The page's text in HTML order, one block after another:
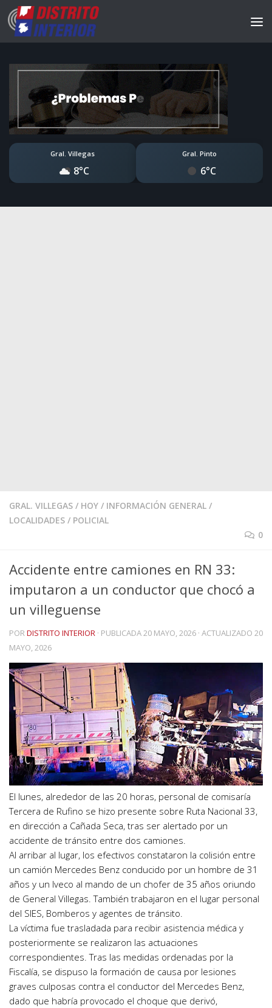
Gral. Villegas
8°C
Gral. Pinto
6°C
GRAL. VILLEGAS / HOY / INFORMACIÓN GENERAL /
LOCALIDADES / POLICIAL
0
Accidente entre camiones en RN 33:
imputaron a un conductor que chocó a
un villeguense
PORDISTRITO INTERIOR · PUBLICADA20 MAYO, 2026 · ACTUALIZADO 20
MAYO, 2026
El lunes, alrededor de las 20 horas, personal de comisaría
Tercera de Rufino se hizo presente sobre Ruta Nacional 33,
en dirección a Cañada Seca, tras ser alertado por un
accidente de tránsito entre dos camiones.
Al arribar al lugar, los efectivos constataron la colisión entre
un camión Mercedes Benz conducido por un hombre de 31
años y un Iveco al mando de un chofer de 35 años oriundo
de General Villegas. También trabajaron en el lugar personal
del SIES, Bomberos y agentes de tránsito.
La víctima fue trasladada para recibir asistencia médica y
posteriormente se realizaron las actuaciones
correspondientes. Tras las medidas ordenadas por la
Fiscalía, se dispuso la formación de causa por lesiones
graves culposas contra el conductor del Mercedes Benz,
dado que habría provocado el choque que derivó,